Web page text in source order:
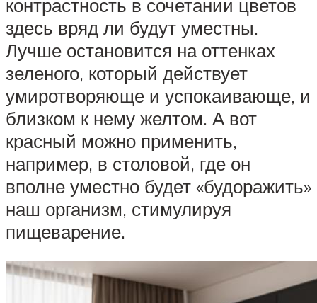
контрастность в сочетании цветов
здесь вряд ли будут уместны.
Лучше остановится на оттенках
зеленого, который действует
умиротворяюще и успокаивающе, и
близком к нему желтом. А вот
красный можно применить,
например, в столовой, где он
вполне уместно будет «будоражить»
наш организм, стимулируя
пищеварение.